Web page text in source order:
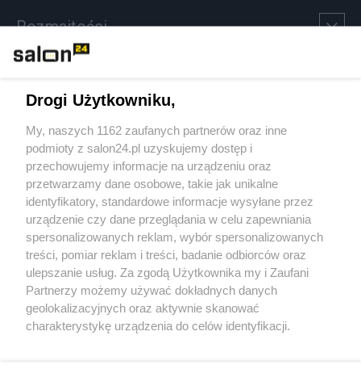
Rozmaitości
Sport
Społeczeństwo
Kultura
X Facebook Instagram Youtube
Drogi Użytkowniku,
My, naszych 1162 zaufanych partnerów oraz inne
podmioty z salon24.pl uzyskujemy dostęp i
przechowujemy informacje na urządzeniu oraz
przetwarzamy dane osobowe, takie jak unikalne
identyfikatory, standardowe informacje wysyłane przez
urządzenie czy dane przeglądania w celu zapewniania
spersonalizowanych reklam, wybór spersonalizowanych
treści, pomiar reklam i treści, badanie odbiorców oraz
ulepszanie usług. Za zgodą Użytkownika my i Zaufani
Partnerzy możemy używać dokładnych danych
geolokalizacyjnych oraz aktywnie skanować
charakterystykę urządzenia do celów identyfikacji.